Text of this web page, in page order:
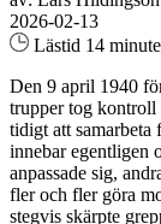
2026-02-13
Lästid 14
Den 9 april 1940
trupper tog kontroll
tidigt att
innebar egentligen
anpassade sig,
fler och fler göra
stegvis skärpte